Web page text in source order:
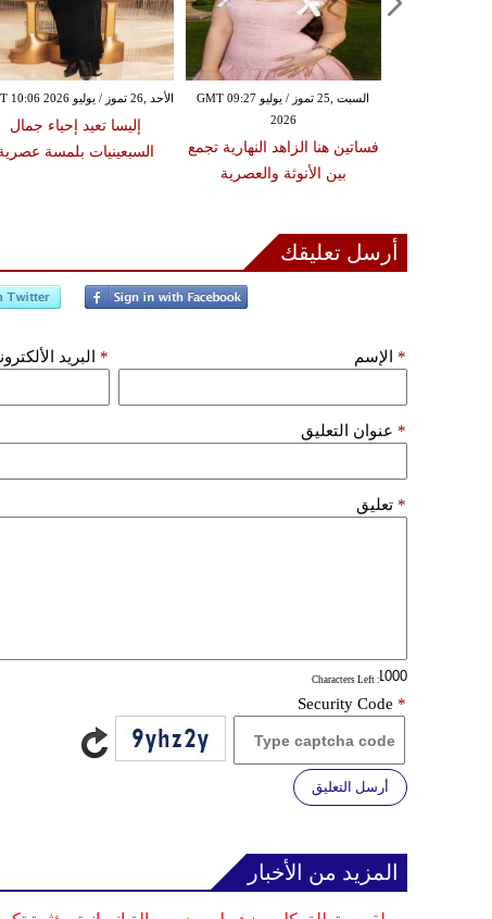
الأحد ,26 تموز / يوليو GMT 10:06 2026
إليسا تعيد إحياء جمال
السبعينيات بلمسة
السبت ,25 تموز / يوليو GMT 09:27
2026
فساتين هنا الزاهد النهارية تجمع
بين الأنوثة والعصرية
أرسل تعليقك
الإسم * البريد *
عنوان التعليق *
تعليق *
: Characters Left
Security Code *
أرسل التعليق
المزيد من الأخبار